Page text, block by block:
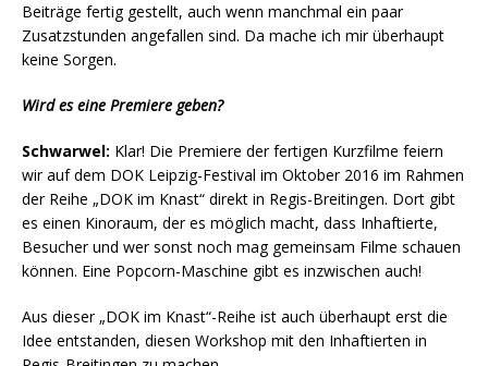
Beiträge fertig gestellt, auch wenn manchmal ein paar
Zusatzstunden angefallen sind. Da mache ich mir überhaupt
keine Sorgen.
Wird es eine Premiere geben?
Schwarwel: Klar! Die Premiere der fertigen Kurzfilme feiern
wir auf dem DOK Leipzig-Festival im Oktober 2016 im Rahmen
der Reihe „DOK im Knast“ direkt in Regis-Breitingen. Dort gibt
es einen Kinoraum, der es möglich macht, dass Inhaftierte,
Besucher und wer sonst noch mag gemeinsam Filme schauen
können. Eine Popcorn-Maschine gibt es inzwischen auch!
Aus dieser „DOK im Knast“-Reihe ist auch überhaupt erst die
Idee entstanden, diesen Workshop mit den Inhaftierten in